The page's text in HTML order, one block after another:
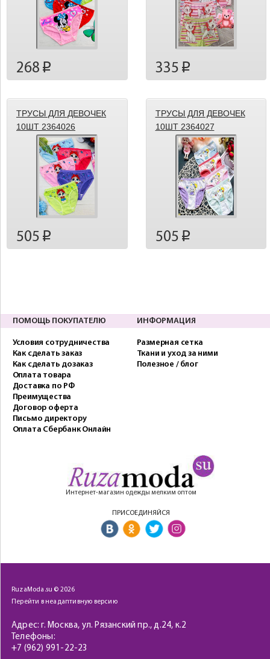
268 p 335 p
ТРУСЫ ДЛЯ ДЕВОЧЕК
10ШТ 2364026
505 p
ТРУСЫ ДЛЯ ДЕВОЧЕК
10ШТ 2364027
505 p
ПОМОЩЬ ПОКУПАТЕЛЮ
Условия сотрудничества
Как сделать заказ
Как сделать дозаказ
Оплата товара
Доставка по РФ
Преимущества
Договор оферта
Письмо директору
Оплата Сбербанк Онлайн
ИНФОРМАЦИЯ
Размерная сетка
Ткани и уход за ними
Полезное / блог
Интернет-магазин одежды мелким оптом
ПРИСОЕДИНЯЙСЯ
RuzaModa.su © 2026
Перейти в неадаптивную версию
Адрес: г. Москва, ул. Рязанский пр., д.24, к.2
Телефоны:
+7 (962) 991-22-23